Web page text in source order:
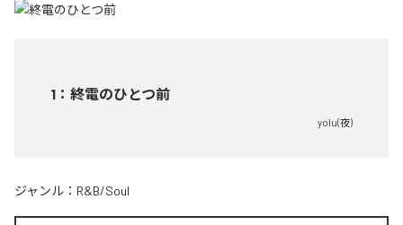
1 ： 終電のひとつ前
yolu(夜)
ジャンル： R&B/Soul